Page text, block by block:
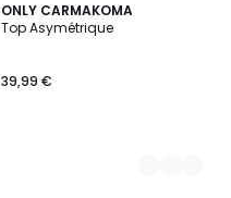
ONLY CARMAKOMA
Top Asymétrique
39,99 €
2
Couleurs